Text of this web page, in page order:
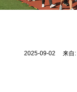
2025-09-02 来自: